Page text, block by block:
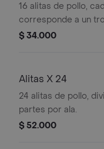
16 alitas de pollo,
corresponde a un
$ 34.000
Alitas X 24
24 alitas de pollo,
partes por ala.
$ 52.000